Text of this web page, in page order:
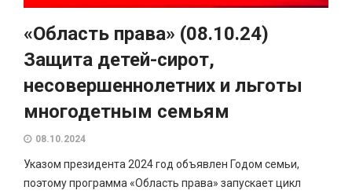
«Область права» (08.10.24)
Защита детей-сирот,
несовершеннолетних и льготы
многодетным семьям
08.10.2024
Указом президента 2024 год объявлен Годом семьи,
поэтому программа «Область права» запускает цикл